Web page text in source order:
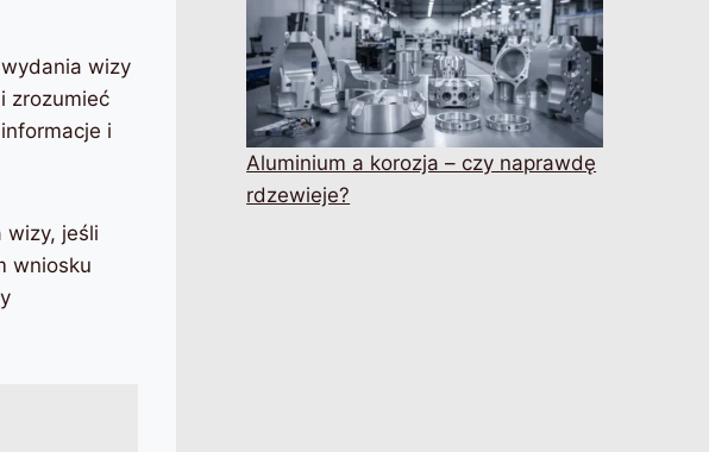
wizy
zrozumieć
i
wizy, jeśli
wniosku
Aluminium a korozja – czy naprawdę
rdzewieje?